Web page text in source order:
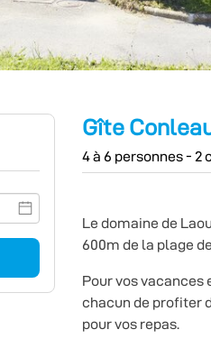
Gîte
4 à 6 personnes -
Le domaine de
600m de la plage
Pour vos
chacun de profiter
pour vos repas.